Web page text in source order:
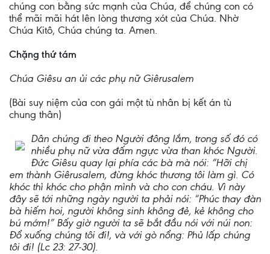
chúng con bằng sức mạnh của Chúa, để chúng con có
thể mãi mãi hát lên lòng thương xót của Chúa. Nhờ
Chúa Kitô, Chúa chúng ta. Amen.
Chặng thứ tám
Chúa Giêsu an ủi các phụ nữ Giêrusalem
(Bài suy niệm của con gái một tù nhân bị kết án tù
chung thân)
Dân chúng đi theo Người đông lắm, trong số đó có
nhiều phụ nữ vừa đấm ngực vừa than khóc Người.
Đức Giêsu quay lại phía các bà mà nói: “Hỡi chị
em thành Giêrusalem, đừng khóc thương tôi làm gì. Có
khóc thì khóc cho phận mình và cho con cháu. Vì này
đây sẽ tới những ngày người ta phải nói: “Phúc thay đàn
bà hiếm hoi, người không sinh không đẻ, kẻ không cho
bú mớm!” Bấy giờ người ta sẽ bắt đầu nói với núi non:
Đổ xuống chúng tôi đi!, và với gò nổng: Phủ lấp chúng
tôi đi! (Lc 23: 27-30).